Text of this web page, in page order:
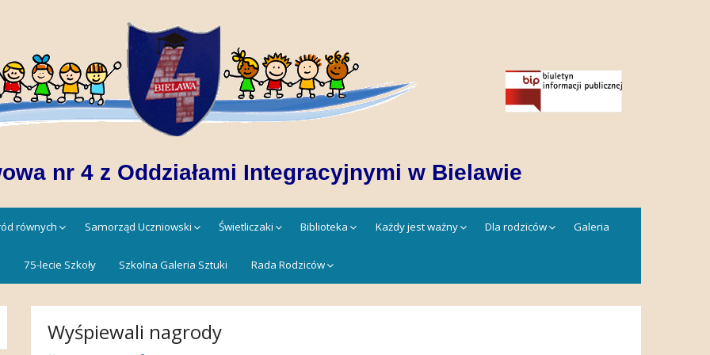
nr 4 z Oddziałami Integracyjnymi w Bielawie
równych Samorząd Uczniowski Świetliczaki Biblioteka Każdy jest ważny Dla rodziców Galeria
75-lecie Szkoły Szkolna Galeria Sztuki Rada Rodziców
Wyśpiewali nagrody